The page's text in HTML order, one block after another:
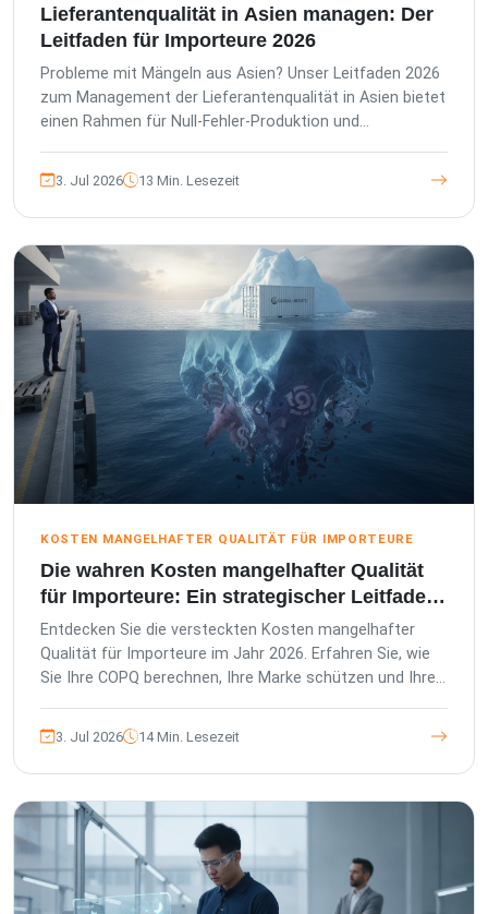
Lieferantenqualität in Asien managen: Der
Leitfaden für Importeure 2026
Probleme mit Mängeln aus Asien? Unser Leitfaden 2026
zum Management der Lieferantenqualität in Asien bietet
einen Rahmen für Null-Fehler-Produktion und
3. Jul 2026 13 Min. Lesezeit
KOSTEN MANGELHAFTER QUALITÄT FÜR IMPORTEURE
Die wahren Kosten mangelhafter Qualität
für Importeure: Ein strategischer Leitfaden
für 2026
Entdecken Sie die versteckten Kosten mangelhafter
Qualität für Importeure im Jahr 2026. Erfahren Sie, wie
Sie Ihre COPQ berechnen, Ihre Marke schützen und Ihre
3. Jul 2026 14 Min. Lesezeit